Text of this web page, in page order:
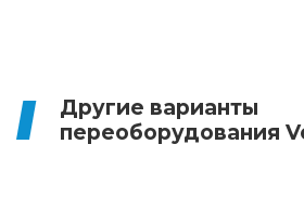
Другие варианты
переоборудования